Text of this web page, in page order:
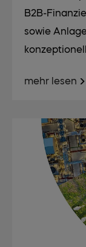
B2B-
sowie
mehr lesen